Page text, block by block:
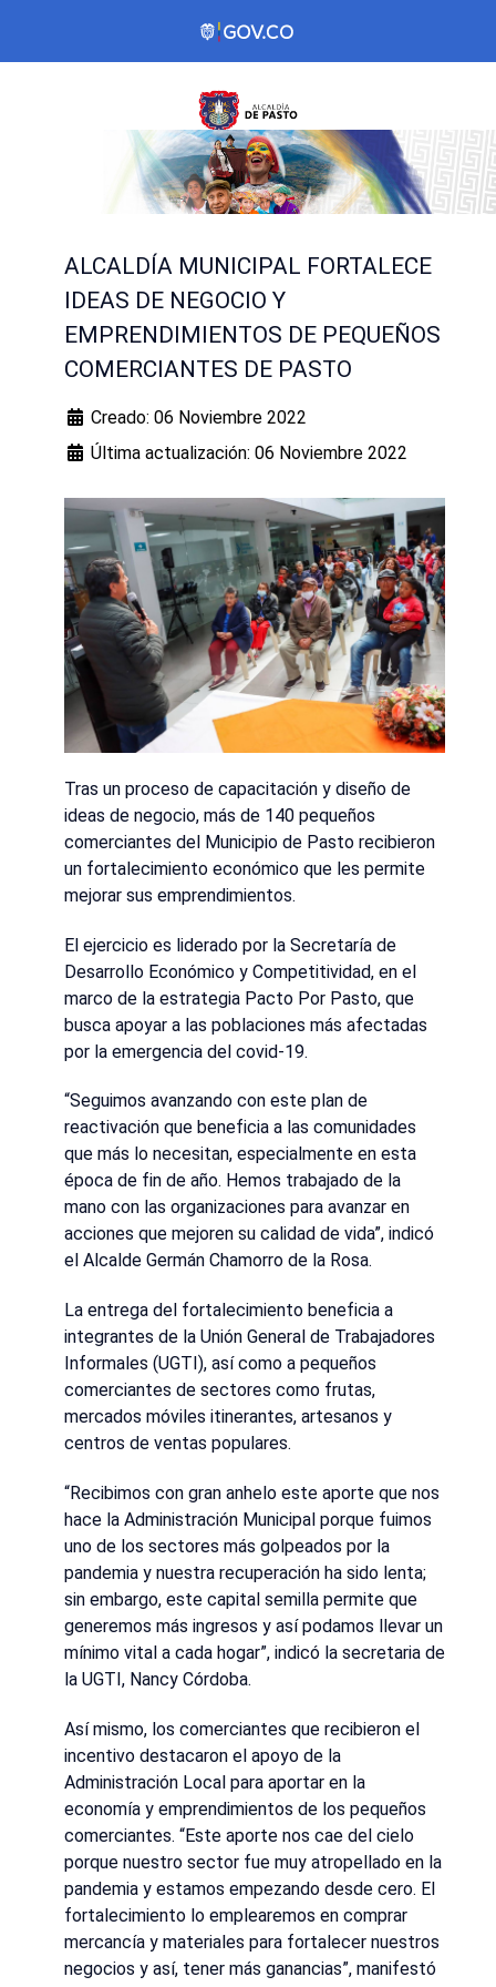
ALCALDÍA MUNICIPAL FORTALECE
IDEAS DE NEGOCIO Y
EMPRENDIMIENTOS DE PEQUEÑOS
COMERCIANTES DE PASTO
Creado: 06 Noviembre 2022
Última actualización: 06 Noviembre 2022
Tras un proceso de capacitación y diseño de
ideas de negocio, más de 140 pequeños
comerciantes del Municipio de Pasto recibieron
un fortalecimiento económico que les permite
mejorar sus emprendimientos.
El ejercicio es liderado por la Secretaría de
Desarrollo Económico y Competitividad, en el
marco de la estrategia Pacto Por Pasto, que
busca apoyar a las poblaciones más afectadas
por la emergencia del covid-19.
“Seguimos avanzando con este plan de
reactivación que beneficia a las comunidades
que más lo necesitan, especialmente en esta
época de fin de año. Hemos trabajado de la
mano con las organizaciones para avanzar en
acciones que mejoren su calidad de vida”, indicó
el Alcalde Germán Chamorro de la Rosa.
La entrega del fortalecimiento beneficia a
integrantes de la Unión General de Trabajadores
Informales (UGTI), así como a pequeños
comerciantes de sectores como frutas,
mercados móviles itinerantes, artesanos y
centros de ventas populares.
“Recibimos con gran anhelo este aporte que nos
hace la Administración Municipal porque fuimos
uno de los sectores más golpeados por la
pandemia y nuestra recuperación ha sido lenta;
sin embargo, este capital semilla permite que
generemos más ingresos y así podamos llevar un
mínimo vital a cada hogar”, indicó la secretaria de
la UGTI, Nancy Córdoba.
Así mismo, los comerciantes que recibieron el
incentivo destacaron el apoyo de la
Administración Local para aportar en la
economía y emprendimientos de los pequeños
comerciantes. “Este aporte nos cae del cielo
porque nuestro sector fue muy atropellado en la
pandemia y estamos empezando desde cero. El
fortalecimiento lo emplearemos en comprar
mercancía y materiales para fortalecer nuestros
negocios y así, tener más ganancias”, manifestó